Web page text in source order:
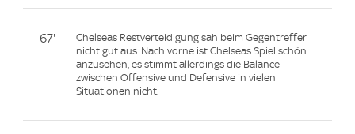
67'
Chelseas Restverteidigung sah beim Gegentreffer
nicht gut aus. Nach vorne ist Chelseas Spiel schön
anzusehen, es stimmt allerdings die Balance
zwischen Offensive und Defensive in vielen
Situationen nicht.